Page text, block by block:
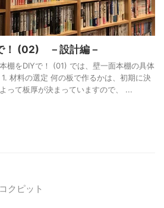
！ (02) －設計編－
をDIYで！ (01) では、壁一面本棚の具体
材料の選定 何の板で作るかは、初期に決
って板厚が決まっていますので、 ...
クピット